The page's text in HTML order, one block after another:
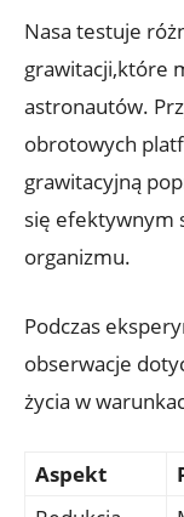
Nasa testuje‍
grawitacji,które
astronautów.
obrotowych
grawitacyjną
⁢się efektywnym
organizmu.
Podczas​
obserwacje
życia w
Aspekt